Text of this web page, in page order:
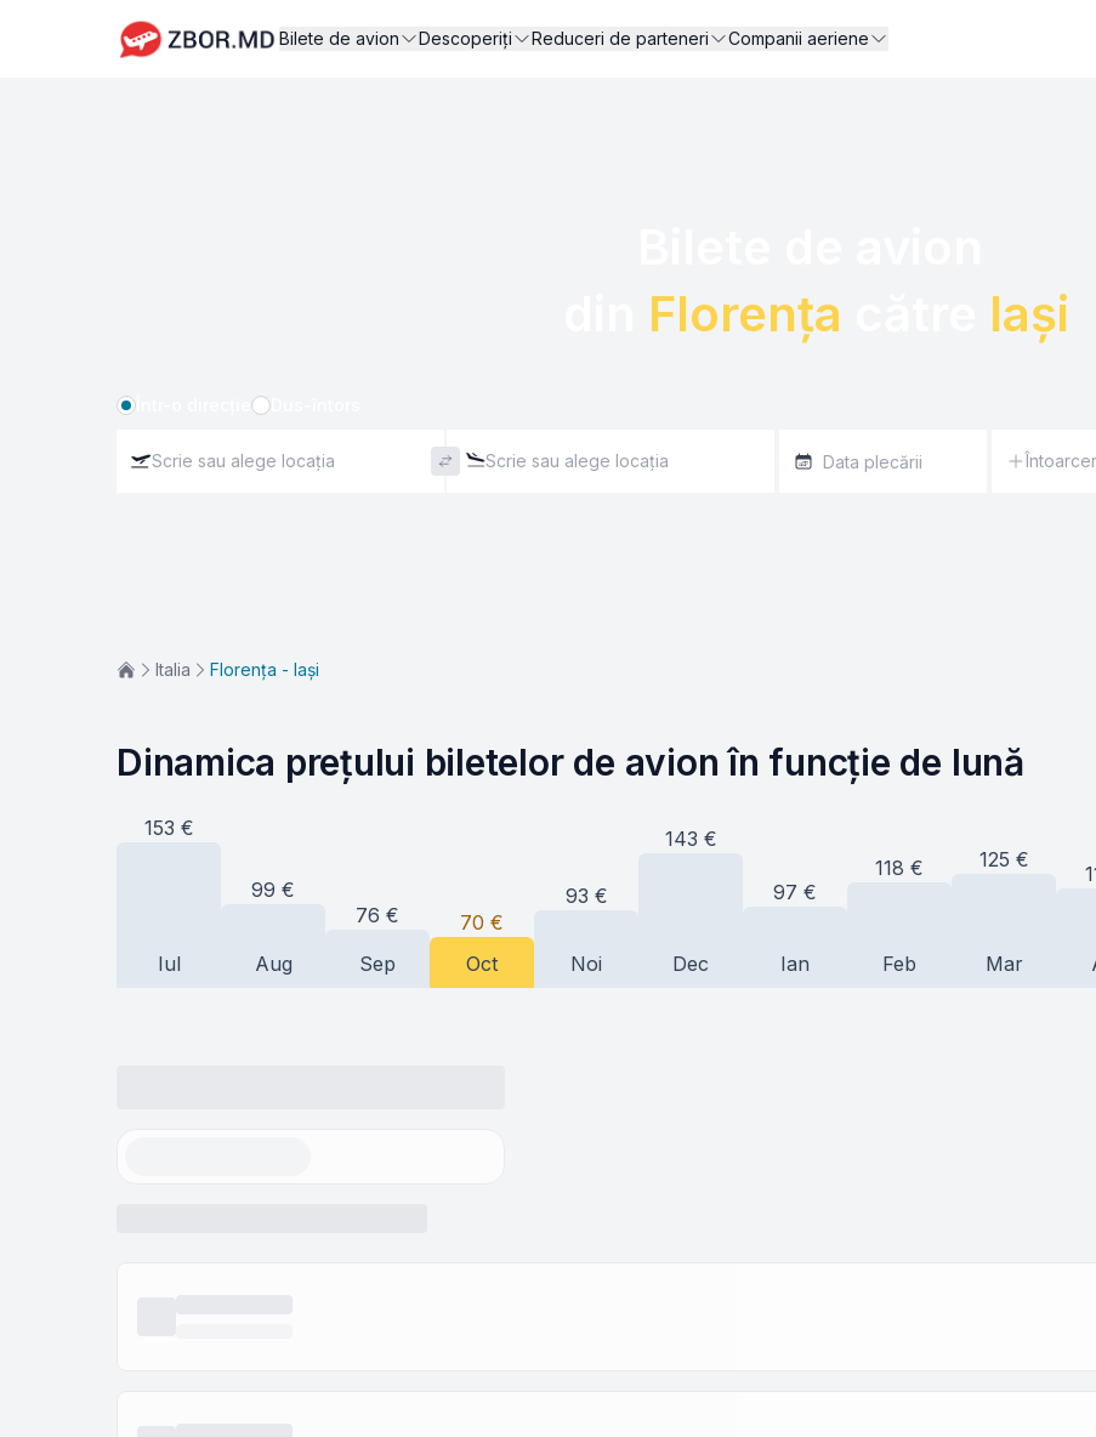
Bilete de avion Descoperiți Reduceri de parteneri Companii aeriene
Florența Iași
Italia Florența - Iași
Dinamica prețului biletelor de avion în funcție de lună
153 €
Iul
99 €
Aug
76 €
Sep
70 €
Oct
93 €
Noi
143 €
Dec
97 €
Ian
118 €
Feb
125 €
Mar